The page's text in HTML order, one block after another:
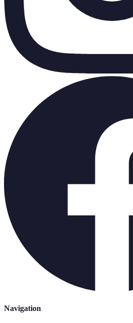
Navigation